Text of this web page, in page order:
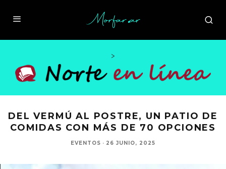
>
DEL VERMÚ AL POSTRE, UN PATIO DE
COMIDAS CON MÁS DE 70 OPCIONES
EVENTOS · 26 JUNIO, 2025